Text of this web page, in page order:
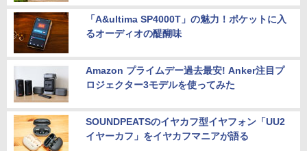
「A&ultima SP4000T」の魅力！ポケットに入
るオーディオの醍醐味
Amazon プライムデー過去最安! Anker注目プ
ロジェクター3モデルを使ってみた
SOUNDPEATSのイヤカフ型イヤフォン「UU2
イヤーカフ」をイヤカフマニアが語る